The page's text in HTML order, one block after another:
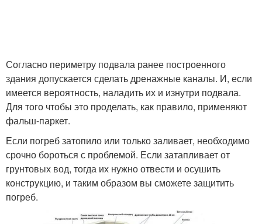
Согласно периметру подвала ранее построенного
здания допускается сделать дренажные каналы. И, если
имеется вероятность, наладить их и изнутри подвала.
Для того чтобы это проделать, как правило, применяют
фальш-паркет.
Если погреб затопило или только заливает, необходимо
срочно бороться с проблемой. Если затапливает от
грунтовых вод, тогда их нужно отвести и осушить
конструкцию, и таким образом вы сможете защитить
погреб.